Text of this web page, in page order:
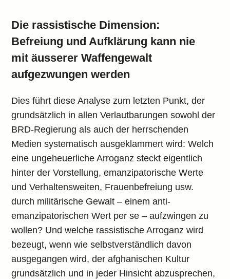
Die rassistische Dimension:
Befreiung und Aufklärung kann nie
mit äusserer Waffengewalt
aufgezwungen werden
Dies führt diese Analyse zum letzten Punkt, der
grundsätzlich in allen Verlautbarungen sowohl der
BRD-Regierung als auch der herrschenden
Medien systematisch ausgeklammert wird: Welch
eine ungeheuerliche Arroganz steckt eigentlich
hinter der Vorstellung, emanzipatorische Werte
und Verhaltensweiten, Frauenbefreiung usw.
durch militärische Gewalt – einem anti-
emanzipatorischen Wert per se – aufzwingen zu
wollen? Und welche rassistische Arroganz wird
bezeugt, wenn wie selbstverständlich davon
ausgegangen wird, der afghanischen Kultur
grundsätzlich und in jeder Hinsicht abzusprechen,